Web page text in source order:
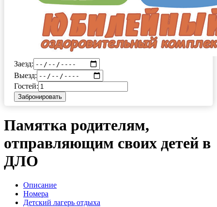
Заезд:
Выезд:
Гостей:
Забронировать
Памятка родителям,
отправляющим своих детей в
ДЛО
Описание
Номера
Детский лагерь отдыха